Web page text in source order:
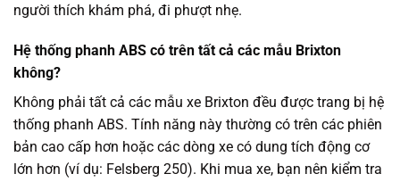
người thích khám phá, đi phượt nhẹ.
Hệ thống phanh ABS có trên tất cả các mẫu Brixton
không?
Không phải tất cả các mẫu xe Brixton đều được trang bị hệ
thống phanh ABS. Tính năng này thường có trên các phiên
bản cao cấp hơn hoặc các dòng xe có dung tích động cơ
lớn hơn (ví dụ: Felsberg 250). Khi mua xe, bạn nên kiểm tra